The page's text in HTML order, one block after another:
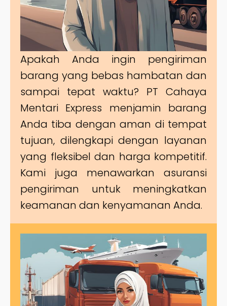
Apakah Anda ingin pengiriman
barang yang bebas hambatan dan
sampai tepat waktu? PT Cahaya
Mentari Express menjamin barang
Anda tiba dengan aman di tempat
tujuan, dilengkapi dengan layanan
yang fleksibel dan harga kompetitif.
Kami juga menawarkan asuransi
pengiriman untuk meningkatkan
keamanan dan kenyamanan Anda.